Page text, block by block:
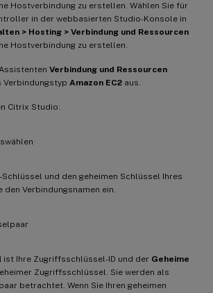
Hostverbindung zu erstellen. Wählen Sie für
in der webbasierten Studio-Konsole in
> Hosting > Verbindung und Ressourcen
Hostverbindung zu erstellen.
Verbindung und Ressourcen
Verbindungstyp Amazon EC2 aus.
Citrix Studio:
Schlüssel und den geheimen Schlüssel Ihres
den Verbindungsnamen ein.
ist Ihre Zugriffsschlüssel-ID und der Geheime
Zugriffsschlüssel. Sie werden als
betrachtet. Wenn Sie Ihren geheimen